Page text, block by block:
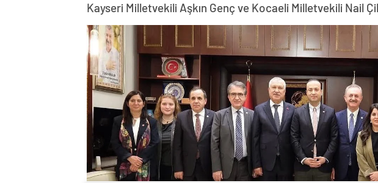
Kayseri Milletvekili Aşkın Genç ve Kocaeli Milletvekili Nail